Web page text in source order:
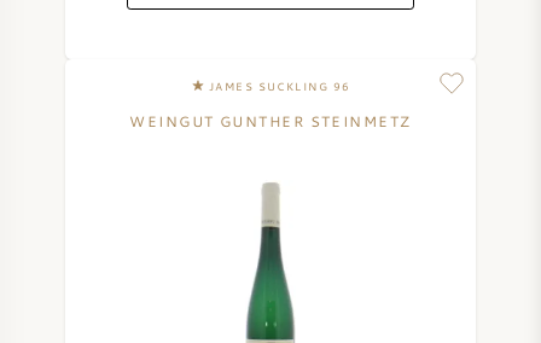
JAMES SUCKLING 96
WEINGUT GUNTHER STEINMETZ